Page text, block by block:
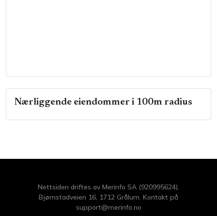
Nærliggende eiendommer i 100m radius
Nettsiden driftes av Merinfo SA (920995624).
Bjørnstadveien 16, 1712 Grålum. Kontakt på
support@merinfo.no